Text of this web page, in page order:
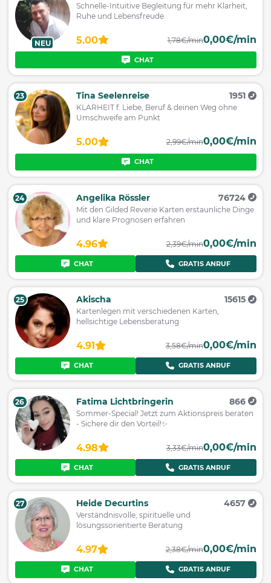
NEU
Schnelle-Intuitive Begleitung für mehr Klarheit,
Ruhe und Lebensfreude.
5.00 1,78€/min0,00€/min
CHAT
23 Tina Seelenreise 1951
KLARHEIT f. Liebe, Beruf & deinen Weg ohne
Umschweife am Punkt
5.00 2,99€/min0,00€/min
CHAT
24 Angelika Rössler 76724
Mit den Gilded Reverie Karten erstaunliche Dinge
und klare Prognosen erfahren
4.96 2,39€/min0,00€/min
CHAT GRATIS ANRUF
25 Akischa 15615
Kartenlegen mit verschiedenen Karten,
hellsichtige Lebensberatung
4.91 3,58€/min0,00€/min
CHAT GRATIS ANRUF
26 Fatima Lichtbringerin 866
Sommer-Special! Jetzt zum Aktionspreis beraten
- Sichere dir den Vorteil!✨
4.98 3,33€/min0,00€/min
CHAT GRATIS ANRUF
27 Heide Decurtins 4657
Verständnisvolle, spirituelle und
lösungssorientierte Beratung
4.97 2,38€/min0,00€/min
CHAT GRATIS ANRUF